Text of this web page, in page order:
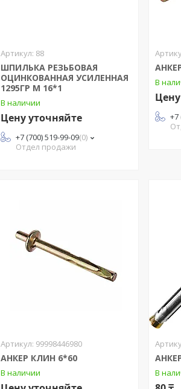
88
ШПИЛЬКА РЕЗЬБОВАЯ
ОЦИНКОВАННАЯ УСИЛЕННАЯ
1295ГР М 16*1
В наличии
Цену уточняйте
+7 (700) 519-99-09 0
Отдел продажи
В
+7
99998446980
АНКЕР КЛИН 6*60
В наличии В